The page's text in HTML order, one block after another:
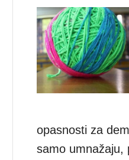
opasnosti za
samo umnažaju,